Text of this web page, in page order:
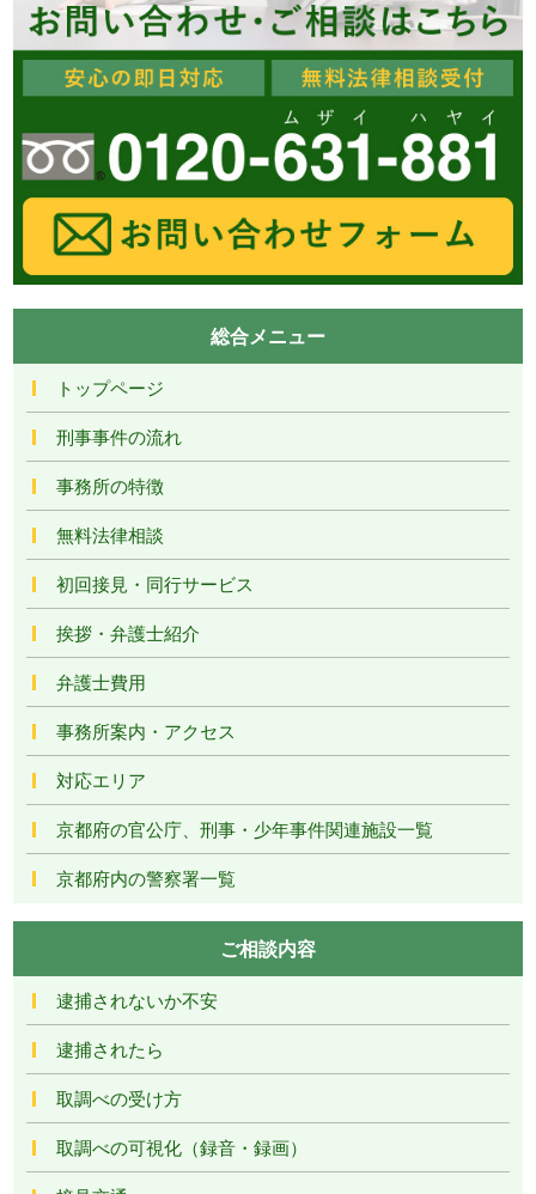
総合メニュー
トップページ
刑事事件の流れ
事務所の特徴
無料法律相談
初回接見・同行サービス
挨拶・弁護士紹介
弁護士費用
事務所案内・アクセス
対応エリア
京都府の官公庁、刑事・少年事件関連施設一覧
京都府内の警察署一覧
ご相談内容
逮捕されないか不安
逮捕されたら
取調べの受け方
取調べの可視化（録音・録画）